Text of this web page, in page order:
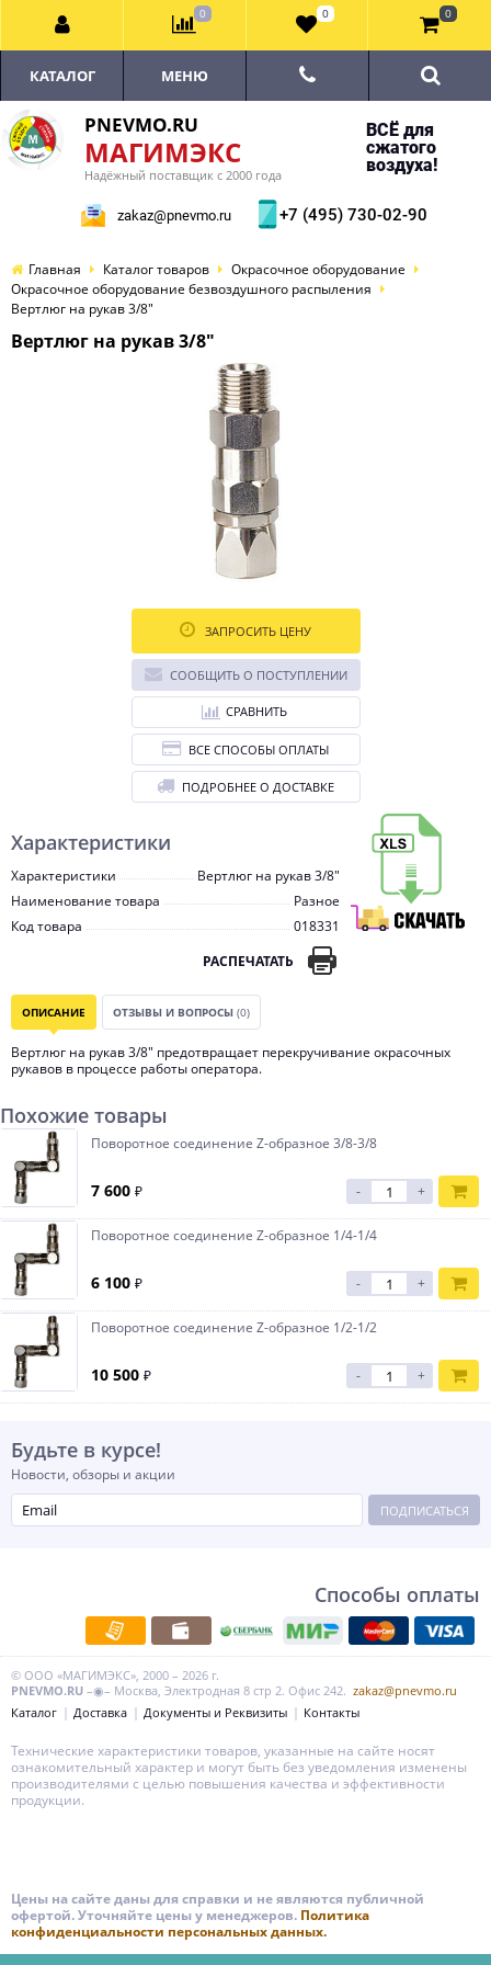
PNEVMO.RU
МАГИМЭКС
Надёжный поставщик с 2000 года
ВСЁ для
сжатого
воздуха!
zakaz@pnevmo.ru +7 (495) 730-02-90
КАТАЛОГ МЕНЮ
Главная Каталог товаров
Окрасочное оборудование
Окрасочное оборудование безвоздушного распыления
Вертлюг на рукав 3/8"
Вертлюг на рукав 3/8"
Характеристики
Характеристики
Вертлюг на рукав 3/8"
Наименование товара
Разное
Код товара
018331
РАСПЕЧАТАТЬ
ЗАПРОСИТЬ ЦЕНУ
СООБЩИТЬ О ПОСТУПЛЕНИИ
СРАВНИТЬ
ВСЕ СПОСОБЫ ОПЛАТЫ
ПОДРОБНЕЕ О ДОСТАВКЕ
ОПИСАНИЕ ОТЗЫВЫ И ВОПРОСЫ (0)
Вертлюг на рукав 3/8" предотвращает перекручивание окрасочных
рукавов в процессе работы оператора.
Похожие товары
Поворотное соединение Z-образное 3/8-3/8
7 600 ₽ - +
Поворотное соединение Z-образное 1/4-1/4
6 100 ₽ - +
Поворотное соединение Z-образное 1/2-1/2
10 500 ₽ - +
Будьте в курсе!
Новости, обзоры и акции
ПОДПИСАТЬСЯ
Способы оплаты
© ООО «МАГИМЭКС», 2000 – 2026 г.
PNEVMO.RU –◉– Москва, Электродная 8 стр 2. Офис 242. zakaz@pnevmo.ru
Каталог
Доставка Документы и Реквизиты Контакты
0 0 0
Технические характеристики товаров, указанные на сайте носят
ознакомительный характер и могут быть без уведомления изменены
производителями с целью повышения качества и эффективности
продукции.
Цены на сайте даны для справки и не являются публичной
офертой. Уточняйте цены у менеджеров. Политика
конфиденциальности персональных данных.